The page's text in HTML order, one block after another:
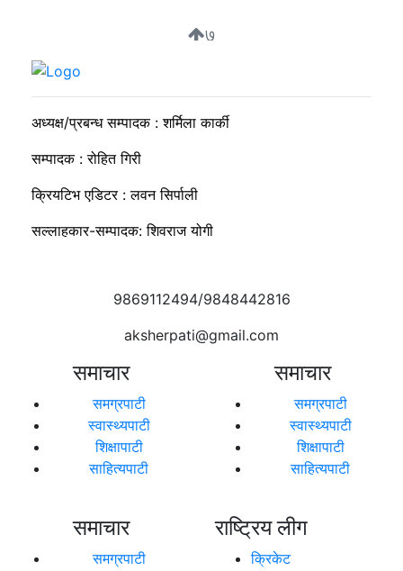
७
मार्भलस स्कुलमा विद्यार्थी नेताहरूलाई नेतृत्व विकास तालिम
अध्यक्ष/प्रबन्ध सम्पादक : शर्मिला कार्की
सम्पादक : रोहित गिरी
क्रियटिभ एडिटर : लवन सिर्पाली
सल्लाहकार-सम्पादक: शिवराज योगी
9869112494/9848442816
aksherpati@gmail.com
समाचार
समग्रपाटी
स्वास्थ्यपाटी
शिक्षापाटी
साहित्यपाटी
समाचार
समग्रपाटी
स्वास्थ्यपाटी
शिक्षापाटी
साहित्यपाटी
समाचार
समग्रपाटी
राष्ट्रिय लीग
क्रिकेट